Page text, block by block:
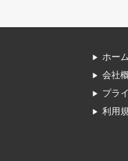
ホーム
会社
プラ
利用